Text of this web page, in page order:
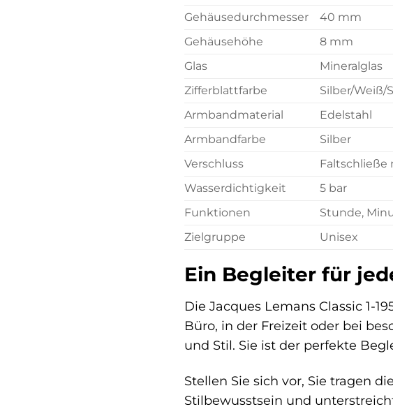
Gehäusedurchmesser
40 mm
Gehäusehöhe
8 mm
Glas
Mineralglas
Zifferblattfarbe
Silber/Weiß/
Armbandmaterial
Edelstahl
Armbandfarbe
Silber
Verschluss
Faltschließe
Wasserdichtigkeit
5 bar
Funktionen
Stunde,
Zielgruppe
Unisex
Ein Begleiter für
Die Jacques Lemans Classic 1-
Büro, in der Freizeit oder bei
und Stil. Sie ist der perfekte
Stellen Sie sich vor, Sie tragen
Stilbewusstsein und